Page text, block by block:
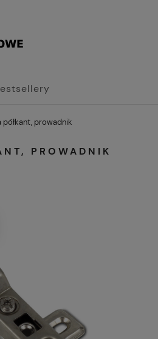
półkant, prowadnik
PROWADNIK